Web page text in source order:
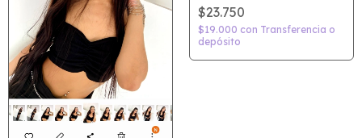
$23.750
$19.000 con Transferencia o
depósito